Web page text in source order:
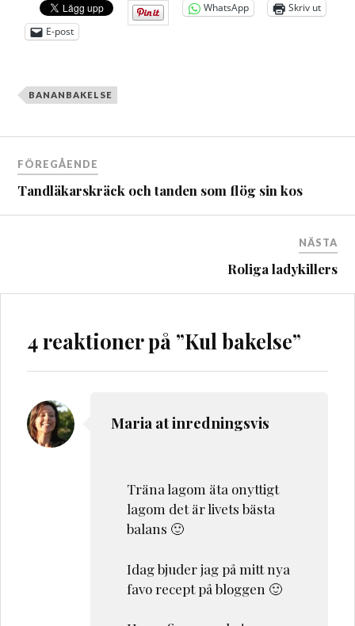
WhatsApp
Skriv ut
E-post
BANANBAKELSE
Inläggsnavigering
FÖREGÅENDE
Tandläkarskräck och tanden som flög sin kos
NÄSTA
Roliga ladykillers
4 reaktioner på ”Kul bakelse”
Maria at inredningsvis
Träna lagom äta onyttigt
lagom det är livets bästa
balans 🙂
Idag bjuder jag på mitt nya
favo recept på bloggen 🙂